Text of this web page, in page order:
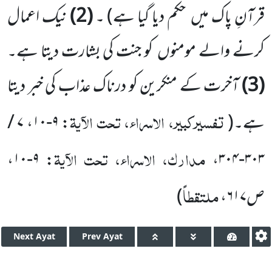
قرآنِ پاک میں حکم دیا گیا ہے) ۔(2)
نیک اعمال
کرنے والے مومنوں کو جنت کی بشارت دیتا ہے۔
(3) آخرت کے منکرین کو درناک عذاب کی خبر دیتا
ہے۔(تفسیرکبیر، الاسراء، تحت الآیۃ:۹-۱۰ ، ۷ /
۳۰۳-۳۰۴
، مدارک، الاسراء، تحت الآیۃ: ۹-۱۰
،
ص۶۱۷،ملتقطاً)
Next Ayat Prev Ayat